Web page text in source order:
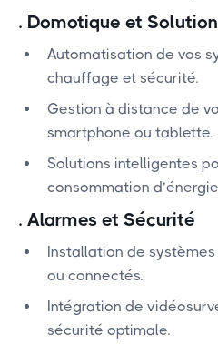
. Domotique et
Automatisation de vos
chauffage et sécurité.
Gestion à distance de
smartphone ou tablette.
Solutions intelligentes
consommation
. Alarmes et Sécurité
Installation de
ou connectés.
Intégration de
sécurité optimale.